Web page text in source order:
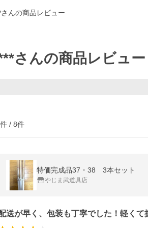
んの商品レビュー
さんの商品レビュー
件 / 8件
特価完成品37・38 3本セット
やじま武道具店
送が早く、包装も丁寧でした！軽く